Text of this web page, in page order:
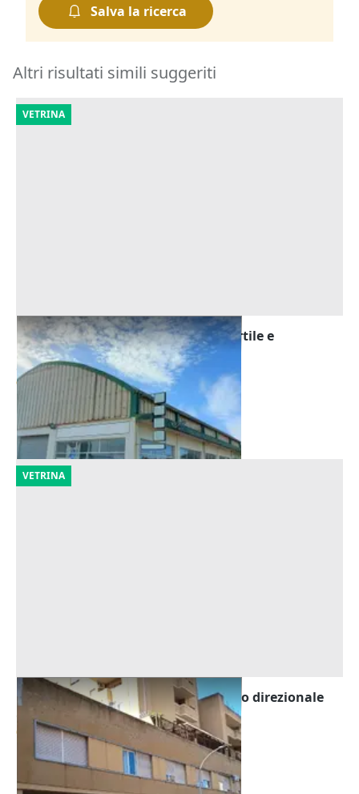
Salva la ricerca
Altri risultati simili suggeriti
VETRINA
Asta Complesso artigianale con cortile e
pertinenze
(Oristano)
Offerta minima
976.896 €
30/10/2026
VETRINA
Asta Uffici e posti auto in complesso direzionale
Oristano (Oristano)
Offerta minima
645.600 €
15/09/2026